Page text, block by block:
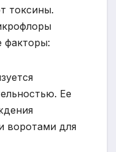
токсины.
факторы:
Ее
воротами для